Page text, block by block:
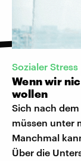
Sozialer Stress
Wenn wir
wollen
Sich nach
müssen unter
Manchmal
Über die